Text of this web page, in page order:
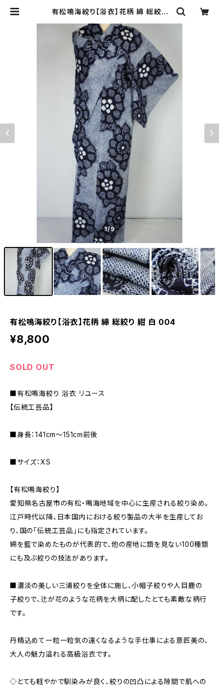
有松鳴海絞り【浴衣】花柄 綿 総絞り
e store] キモノリワ 着物 帯
1/9
有松鳴海絞り【浴衣】花柄 綿 総絞り 紺 白 004
¥8,800
SOLD OUT
■有松鳴海絞り 浴衣 リユース
【伝統工芸品】
■身長：141cm～151cm前後
■サイズ：XS
【有松鳴海絞り】
愛知県名古屋市の有松・鳴海地域を中心に生産される絞り染め。
江戸時代以降、日本国内における絞り製品の大半を生産してお
り、国の「伝統工芸品」にも指定されています。
綿を藍で染めたものが代表的で、他の産地に類を見ない100種類
にも及ぶ絞りの技法があります。
■濃淡の美しい三浦絞りを全体に施し、小帽子絞りや人目鹿の
子絞りで、辻が花のような花柄を大柄に配したとても素敵な柄行
です。
丹精込めて一粒一粒気の遠くなるような手仕事による意匠美の、
大人の魅力溢れる高級浴衣です。
◇とても軽やかで馴染みが良く、絞りの凹凸による隙間で肌への